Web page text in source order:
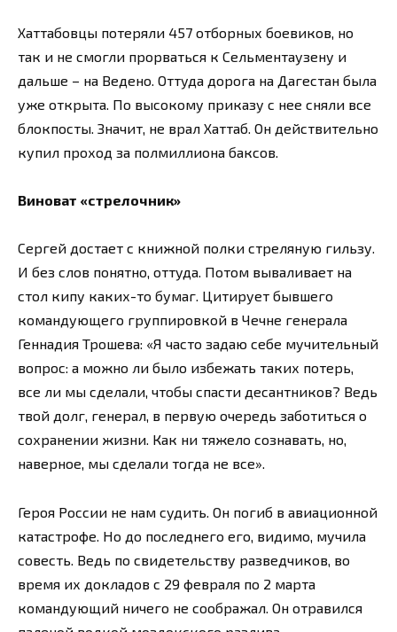
Хаттабовцы потеряли 457 отборных боевиков, но
так и не смогли прорваться к Сельментаузену и
дальше – на Ведено. Оттуда дорога на Дагестан была
уже открыта. По высокому приказу с нее сняли все
блокпосты. Значит, не врал Хаттаб. Он действительно
купил проход за полмиллиона баксов.
Виноват «стрелочник»
Сергей достает с книжной полки стреляную гильзу.
И без слов понятно, оттуда. Потом вываливает на
стол кипу каких-то бумаг. Цитирует бывшего
командующего группировкой в Чечне генерала
Геннадия Трошева: «Я часто задаю себе мучительный
вопрос: а можно ли было избежать таких потерь,
все ли мы сделали, чтобы спасти десантников? Ведь
твой долг, генерал, в первую очередь заботиться о
сохранении жизни. Как ни тяжело сознавать, но,
наверное, мы сделали тогда не все».
Героя России не нам судить. Он погиб в авиационной
катастрофе. Но до последнего его, видимо, мучила
совесть. Ведь по свидетельству разведчиков, во
время их докладов с 29 февраля по 2 марта
командующий ничего не соображал. Он отравился